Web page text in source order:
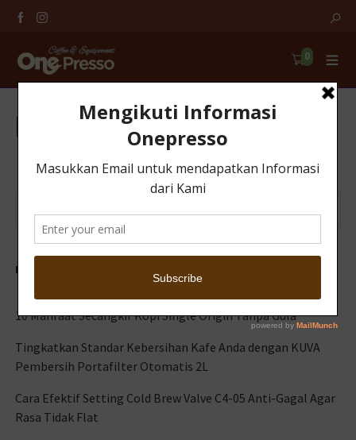
0
Midtrans Notifikasi
RECENT POSTS
10 Manfaat Secangkir Kopi Single Origin Tanpa Gula
Tingkatkan Standar Kebersihan Kafe Anda dengan KUVA
Pembersih Portafilter Otomatis 2L
Cara Efektif Setting Cold Brew Valve C4-05 Anti-Gagal Agar
Rasa Tidak Flat